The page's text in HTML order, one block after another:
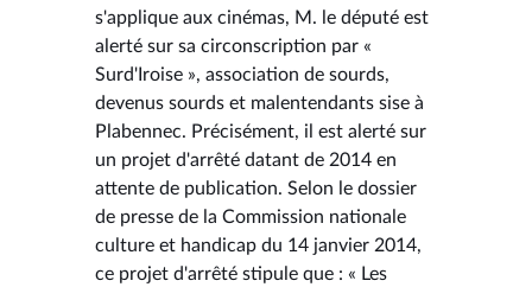
s'applique aux cinémas, M. le député est
alerté sur sa circonscription par «
Surd'Iroise », association de sourds,
devenus sourds et malentendants sise à
Plabennec. Précisément, il est alerté sur
un projet d'arrêté datant de 2014 en
attente de publication. Selon le dossier
de presse de la Commission nationale
culture et handicap du 14 janvier 2014,
ce projet d'arrêté stipule que : « Les